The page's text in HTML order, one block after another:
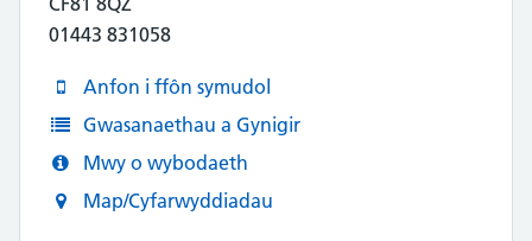
01443 831058
Anfon i ffôn symudol
Gwasanaethau a Gynigir
Mwy o wybodaeth
Map/Cyfarwyddiadau